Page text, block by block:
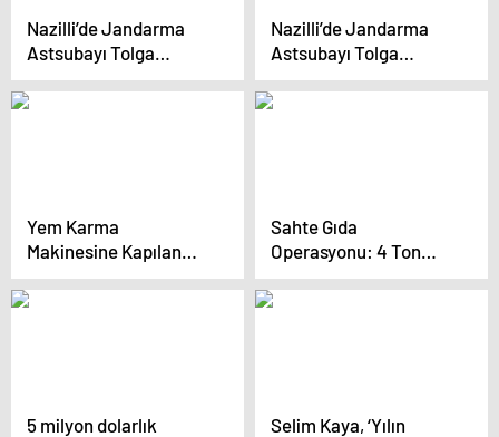
Nazilli’de Jandarma
Astsubayı Tolga
Gökalp Evinde Ölü
Bulundu
Nazilli’de Jandarma
Astsubayı Tolga
Gökalp Evinde Ölü
Bulundu
Yem Karma
Makinesine Kapılan
Ahmet Başaran
Hayatını Kaybetti
Sahte Gıda
Operasyonu: 4 Ton
Ürün Ele Geçirildi
5 milyon dolarlık
Selim Kaya, ‘Yılın